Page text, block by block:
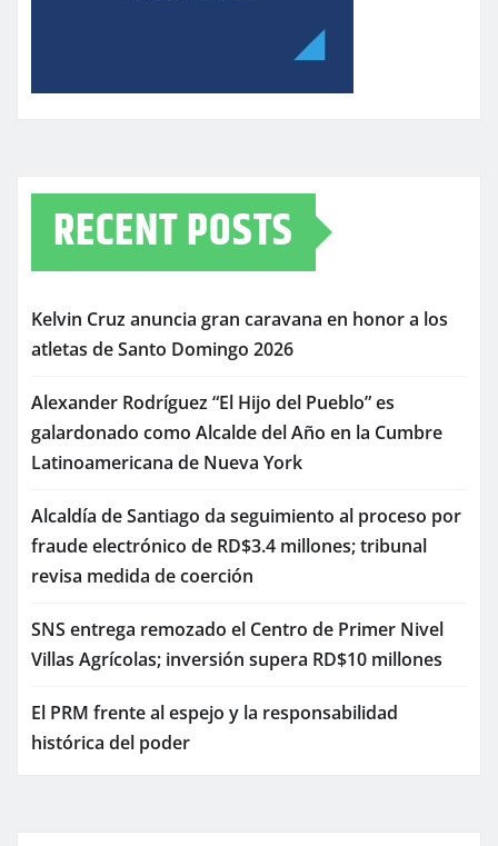
RECENT POSTS
Kelvin Cruz anuncia gran caravana en honor a los
atletas de Santo Domingo 2026
Alexander Rodríguez “El Hijo del Pueblo” es
galardonado como Alcalde del Año en la Cumbre
Latinoamericana de Nueva York
Alcaldía de Santiago da seguimiento al proceso por
fraude electrónico de RD$3.4 millones; tribunal
revisa medida de coerción
SNS entrega remozado el Centro de Primer Nivel
Villas Agrícolas; inversión supera RD$10 millones
El PRM frente al espejo y la responsabilidad
histórica del poder